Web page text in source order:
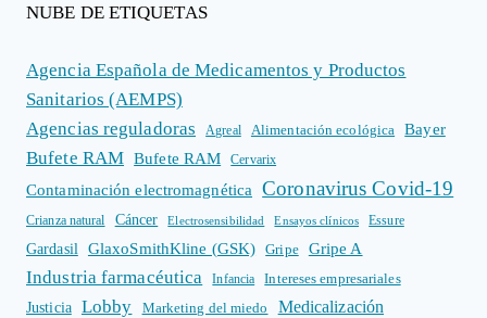
NUBE DE ETIQUETAS
Agencia Española de Medicamentos y Productos
Sanitarios (AEMPS)
Agencias reguladoras
Agreal Alimentación ecológica Bayer
Bufete RAM Bufete RAM Cervarix
Contaminación electromagnética Coronavirus Covid-19
Crianza natural Cáncer Electrosensibilidad Ensayos clínicos Essure
Gardasil GlaxoSmithKline (GSK) Gripe Gripe A
Industria farmacéutica Infancia
Intereses empresariales
Justicia
Lobby Marketing del miedo Medicalización